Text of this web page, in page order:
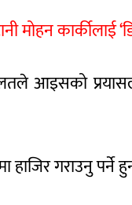
मोहन कार्कीलाई
आइसको
गराउनु पर्ने